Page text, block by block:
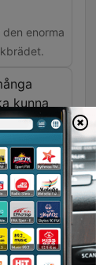
enorma
kunna
talet
i det
som